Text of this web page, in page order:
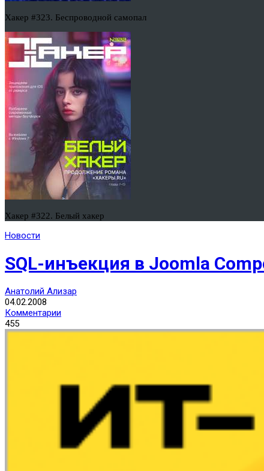
Хакер #323. Беспроводной самопал
Хакер #322. Белый хакер
Новости
SQL-инъекция в Joomla
Анатолий Ализар
04.02.2008
Комментарии
455